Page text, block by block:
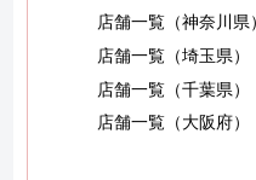
店舗一覧（神奈川県）
店舗一覧（埼玉県）
店舗一覧（千葉県）
店舗一覧（大阪府）